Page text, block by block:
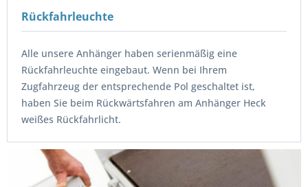
Rückfahrleuchte
Alle unsere Anhänger haben serienmäßig eine
Rückfahrleuchte eingebaut. Wenn bei Ihrem
Zugfahrzeug der entsprechende Pol geschaltet ist,
haben Sie beim Rückwärtsfahren am Anhänger Heck
weißes Rückfahrlicht.